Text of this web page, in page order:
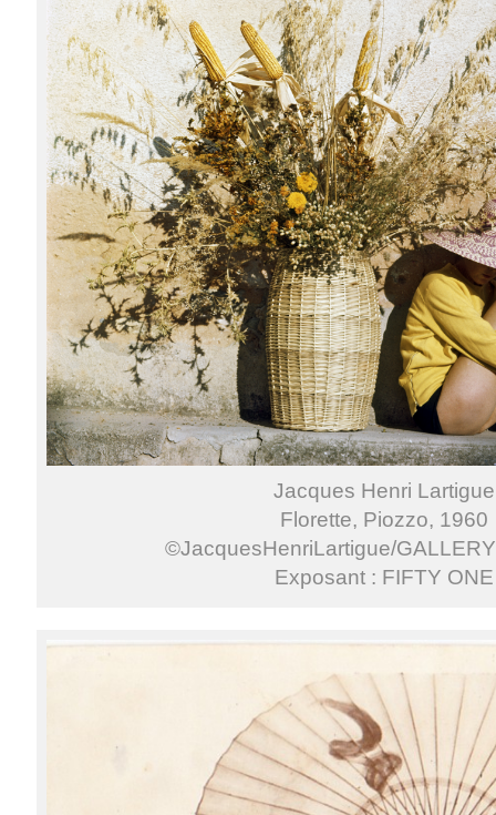
Jacques Henri Lartigue
Florette, Piozzo, 1960
©JacquesHenriLartigue/
Exposant : FIFTY ONE